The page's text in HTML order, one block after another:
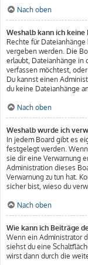
Nach oben
Weshalb kann ich keine
Rechte für
vergeben werden. Die
erlaubt, Dateianhänge in
verfassen möchtest,
Du kannst einen
du keine Dateianhänge
Nach oben
Weshalb wurde ich
In jedem Board gibt es
festgelegt werden.
sie dir eine Verwarnung
Administration dieses
Verwarnung zu tun hat.
sicher bist, wieso du
Nach oben
Wie kann ich Beiträge
Wenn ein Administrator
siehst du eine
wirst dann durch die